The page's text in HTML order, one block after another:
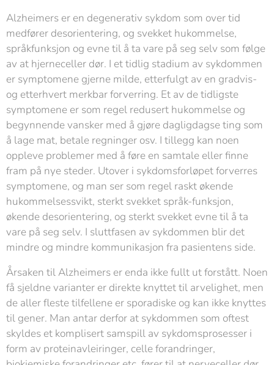
Alzheimers er en degenerativ sykdom som over tid
medfører desorientering, og svekket hukommelse,
språkfunksjon og evne til å ta vare på seg selv som følge
av at hjerneceller dør. I et tidlig stadium av sykdommen
er symptomene gjerne milde, etterfulgt av en gradvis-
og etterhvert merkbar forverring. Et av de tidligste
symptomene er som regel redusert hukommelse og
begynnende vansker med å gjøre dagligdagse ting som
å lage mat, betale regninger osv. I tillegg kan noen
oppleve problemer med å føre en samtale eller finne
fram på nye steder. Utover i sykdomsforløpet forverres
symptomene, og man ser som regel raskt økende
hukommelsessvikt, sterkt svekket språk-funksjon,
økende desorientering, og sterkt svekket evne til å ta
vare på seg selv. I sluttfasen av sykdommen blir det
mindre og mindre kommunikasjon fra pasientens side.
Årsaken til Alzheimers er enda ikke fullt ut forstått. Noen
få sjeldne varianter er direkte knyttet til arvelighet, men
de aller fleste tilfellene er sporadiske og kan ikke knyttes
til gener. Man antar derfor at sykdommen som oftest
skyldes et komplisert samspill av sykdomsprosesser i
form av proteinavleiringer, celle forandringer,